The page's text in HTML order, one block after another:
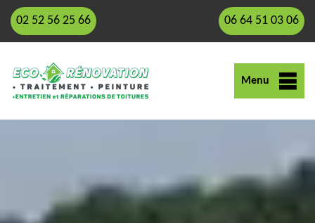
02 52 56 25 66 06 64 51 03 06
Menu